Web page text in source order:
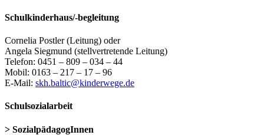
Schulkinderhaus/-begleitung
Cornelia Postler (Leitung) oder
Angela Siegmund (stellvertretende Leitung)
Telefon: 0451 – 809 – 034 – 44
Mobil: 0163 – 217 – 17 – 96
E-Mail: skh.baltic@kinderwege.de
Schulsozialarbeit
> SozialpädagogInnen